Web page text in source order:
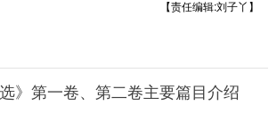
【责任编辑:刘子丫】
》第一卷、第二卷主要篇目介绍